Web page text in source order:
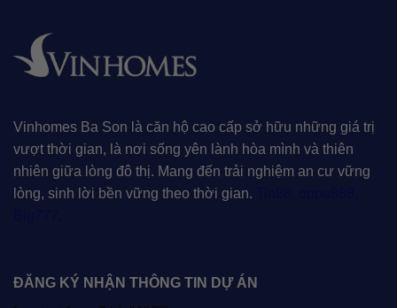
Vinhomes Ba Son là căn hộ cao cấp sở hữu những giá trị
vượt thời gian, là nơi sống yên lành hòa mình và thiên
nhiên giữa lòng đô thị. Mang đến trải nghiệm an cư vững
lòng, sinh lời bền vững theo thời gian.
ĐĂNG KÝ NHẬN THÔNG TIN DỰ ÁN